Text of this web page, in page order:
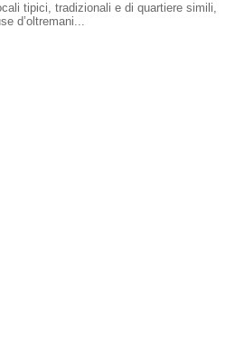
tipici, tradizionali e di quartiere simili,
d’oltremani...